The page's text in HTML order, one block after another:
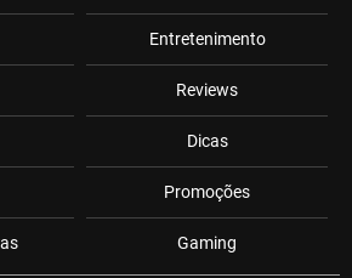
Entretenimento
Reviews
Dicas
Promoções
Gaming